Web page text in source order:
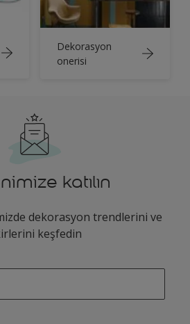
Dekorasyon
onerisi
katılın
dekorasyon trendlerini ve
keşfedin